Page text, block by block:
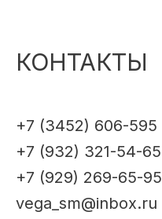
КОНТАКТЫ
+7 (3452) 606-595
+7 (932) 321-54-65
+7 (929) 269-65-95
vega_sm@inbox.ru